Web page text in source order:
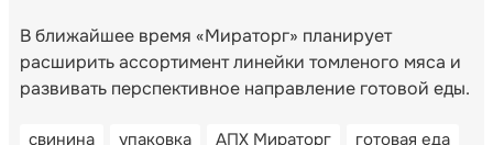
В ближайшее время «Мираторг» планирует
расширить ассортимент линейки томленого мяса и
развивать перспективное направление готовой еды.
свинина упаковка АПХ Мираторг готовая еда